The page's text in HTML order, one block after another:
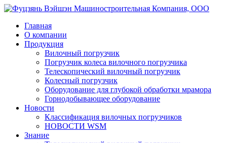
Главная
О компании
Продукция
Вилочный погрузчик
Погрузчик колеса вилочного погрузчика
Телескопический вилочный погрузчик
Колесный погрузчик
Оборудование для глубокой обработки мрамора
Горнодобывающее оборудование
Новости
Классификация вилочных погрузчиков
НОВОСТИ WSM
Знание